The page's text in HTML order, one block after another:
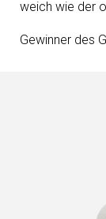
weich wie der
Gewinner des